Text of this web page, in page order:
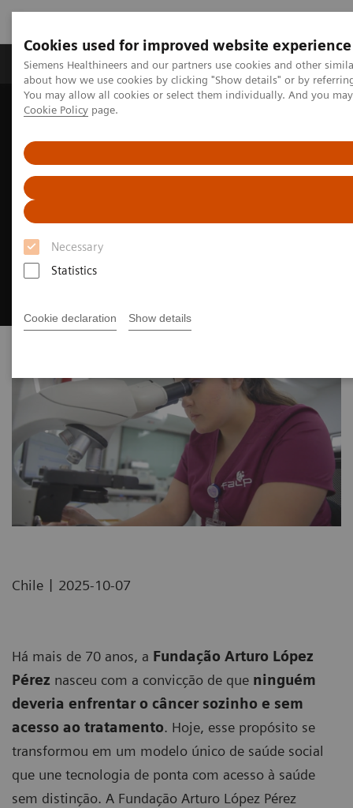
Cookies used for improved website experience
Siemens Healthineers and our partners use cookies and other
about how we use cookies by clicking "Show details" or by
You may allow all cookies or select them individually. And you
Cookie Policy page.
Necessary
Statistics
Cookie declaration Show details
Produtos e serviços Especialidades Clínicas e
Siemens Healthineers Brasil
no Chile
FALP: 70 anos transformando o
câncer em esperança
Conversas que transformam a saúde
na América Latina
Chile | 2025-10-07
Há mais de 70 anos, a Fundação Arturo López
Pérez nasceu com a convicção de que ninguém
deveria enfrentar o câncer sozinho e sem
acesso ao tratamento. Hoje, esse propósito se
transformou em um modelo único de saúde social
que une tecnologia de ponta com acesso à saúde
sem distinção. A Fundação Arturo López Pérez